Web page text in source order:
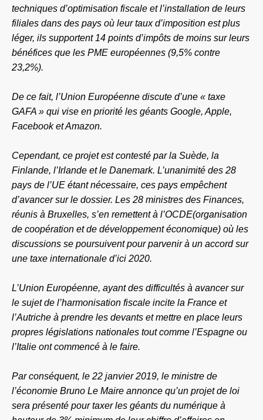
techniques d’optimisation fiscale et l’installation de leurs
filiales dans des pays où leur taux d’imposition est plus
léger, ils supportent 14 points d’impôts de moins sur leurs
bénéfices que les PME européennes (9,5% contre
23,2%).
De ce fait, l’Union Européenne discute d’une « taxe
GAFA » qui vise en priorité les géants Google, Apple,
Facebook et Amazon.
Cependant, ce projet est contesté par la Suède, la
Finlande, l’Irlande et le Danemark. L’unanimité des 28
pays de l’UE étant nécessaire, ces pays empêchent
d’avancer sur le dossier. Les 28 ministres des Finances,
réunis à Bruxelles, s’en remettent à l’OCDE(organisation
de coopération et de développement économique) où les
discussions se poursuivent pour parvenir à un accord sur
une taxe internationale d’ici 2020.
L’Union Européenne, ayant des difficultés à avancer sur
le sujet de l’harmonisation fiscale incite la France et
l’Autriche à prendre les devants et mettre en place leurs
propres législations nationales tout comme l’Espagne ou
l’Italie ont commencé à le faire.
Par conséquent, le 22 janvier 2019, le ministre de
l’économie Bruno Le Maire annonce qu’un projet de loi
sera présenté pour taxer les géants du numérique à